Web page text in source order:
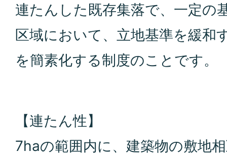
連たんした既存集落で、一定の
区域において、立地基準を緩和
を簡素化する制度のことです。
【連たん性】
7haの範囲内に、建築物の敷地